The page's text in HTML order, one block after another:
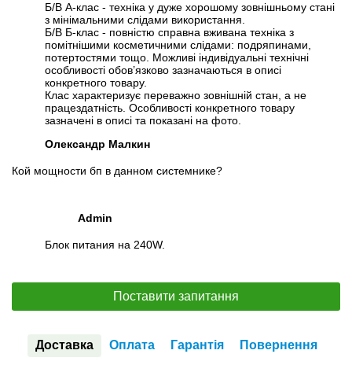
Б/В А-клас - техніка у дуже хорошому зовнішньому стані
з мінімальними слідами використання.
Б/В Б-клас - повністю справна вживана техніка з
помітнішими косметичними слідами: подряпинами,
потертостями тощо. Можливі індивідуальні технічні
особливості обов’язково зазначаються в описі
конкретного товару.
Клас характеризує переважно зовнішній стан, а не
працездатність. Особливості конкретного товару
зазначені в описі та показані на фото.
Олександр Малкин
Кой мощности бп в данном системнике?
Admin
Блок питания на 240W.
Поставити запитання
Доставка Оплата Гарантія Повернення